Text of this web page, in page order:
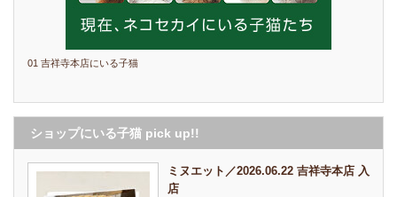
01 吉祥寺本店にいる子猫
ショップにいる子猫 pick up!!
ミヌエット／2026.06.22 吉祥寺本店 入
店